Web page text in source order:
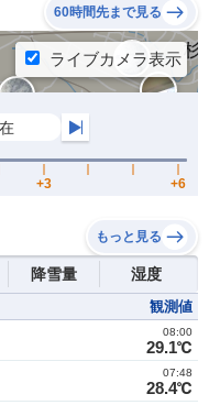
60時間先まで見る
もっと見る
降雪量 湿度
観測値
29.1℃
08:00
28.4℃
07:48